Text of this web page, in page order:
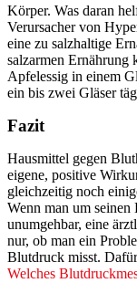
Körper. Was daran
Verursacher von
eine zu salzhaltige
salzarmen Ernährung
Apfelessig in einem
ein bis zwei Gläser
Fazit
Hausmittel gegen
eigene, positive
gleichzeitig noch
Wenn man um
unumgehbar, eine
nur, ob man ein
Blutdruck misst.
Welches